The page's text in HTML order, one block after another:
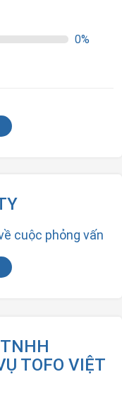
0%
cuộc phỏng vấn
TOFO VIỆT